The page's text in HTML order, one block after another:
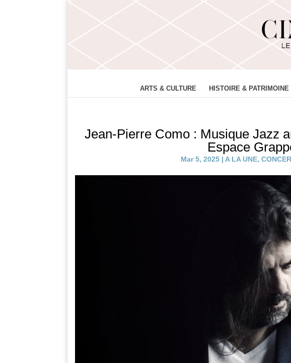
ARTS & CULTURE HISTOIRE & PATRIMOINE
Jean-Pierre Como : Musique Jazz
Espace
Mar 5, 2025| A LA UNE,